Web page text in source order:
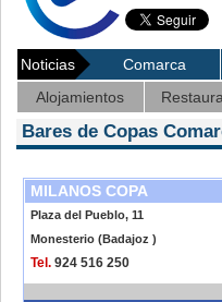
Noticias Comarca
Alojamientos
Bares de Copas
MILANOS COPA
Plaza del Pueblo, 11
Monesterio (Badajoz )
Tel. 924 516 250